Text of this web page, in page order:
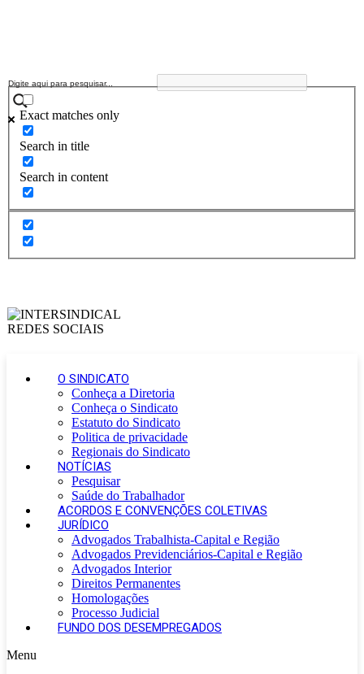
Exact matches only
Search in title
Search in content
O SINDICATO
Conheça a Diretoria
Conheça o Sindicato
Estatuto do Sindicato
Politica de privacidade
Regionais do Sindicato
NOTÍCIAS
Pesquisar
Saúde do Trabalhador
ACORDOS E CONVENÇÕES COLETIVAS
JURÍDICO
Advogados Trabalhista-Capital e Região
Advogados Previdenciários-Capital e Região
Advogados Interior
Direitos Permanentes
Homologações
Processo Judicial
FUNDO DOS DESEMPREGADOS
Menu